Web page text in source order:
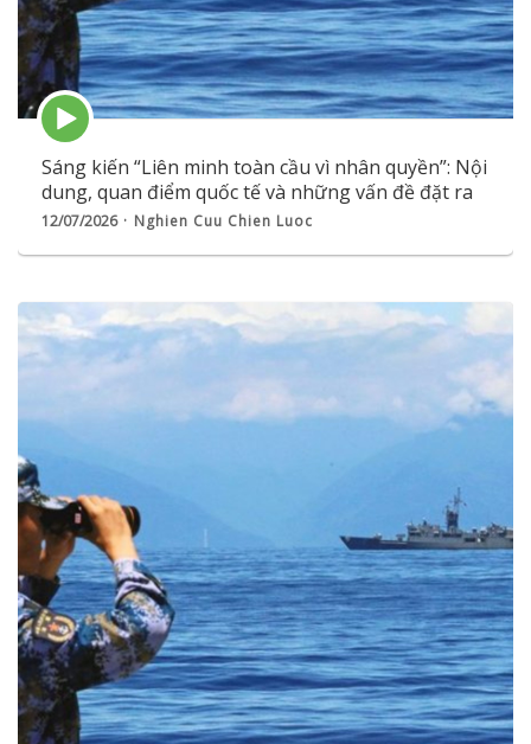
Episode
play
icon
Sáng kiến “Liên minh toàn cầu vì nhân quyền”: Nội
dung, quan điểm quốc tế và những vấn đề đặt ra
12/07/2026 Nghien Cuu Chien Luoc